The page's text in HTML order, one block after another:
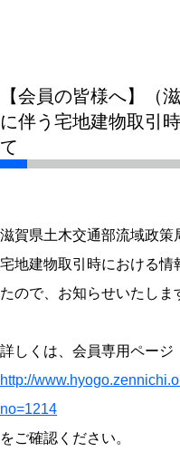
【会員の皆様へ】（
に伴う宅地建物取引
て
滋賀県土木交通部流域政策
宅地建物取引時における情
たので、お知らせいたしま
詳しくは、会員専用ページ
http://
no=1214
をご確認ください。